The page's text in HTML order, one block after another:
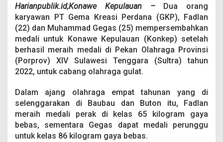
n
u
k
K
o
n
e
d
P
o
r
p
Harianpublik.id,Konawe Kepulauan –Dua orang
karyawan PT Gema Kreasi Perdana (GKP), Fadlan
(22) dan Muhammad Gegas (25) mempersembahkan
medali untuk Konawe Kepulauan (Konkep) setelah
berhasil meraih medali di Pekan Olahraga Provinsi
(Porprov) XIV Sulawesi Tenggara (Sultra) tahun
2022, untuk cabang olahraga gulat.
Dalam ajang olahraga empat tahunan yang di
selenggarakan di Baubau dan Buton itu, Fadlan
meraih medali perak di kelas 65 kilogram gaya
bebas, sementara Gegas dapat medali perunggu
untuk kelas 86 kilogram gaya bebas.